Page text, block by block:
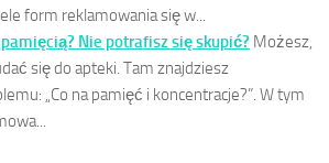
form reklamowania się w...
Nie potrafisz się skupić? Możesz,
się do apteki. Tam znajdziesz
„Co na pamięć i koncentracje?”. W tym